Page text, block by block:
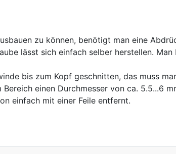
zu können, benötigt man eine
lässt sich einfach selber herstellen.
bis zum Kopf geschnitten, das muss
einen Durchmesser von ca. 5.5...6
einfach mit einer Feile entfernt.